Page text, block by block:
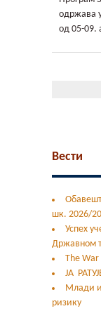
одржава
од 05-09.
Вести
шк. 2026/
Успех
Државном
The War
ЈА
Млади и
ризику